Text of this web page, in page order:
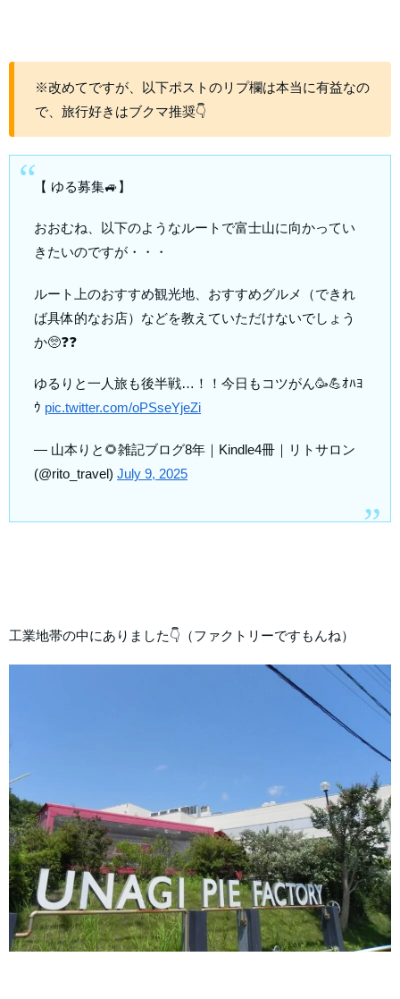
※改めてですが、以下ポストのリプ欄は本当に有益なの
で、旅行好きはブクマ推奨👇
【 ゆる募集🚙】
おおむね、以下のようなルートで富士山に向かってい
きたいのですが・・・
ルート上のおすすめ観光地、おすすめグルメ（できれ
ば具体的なお店）などを教えていただけないでしょう
か🥺❓❓
ゆるりと一人旅も後半戦…！！今日もコツがん🥳💪ｵﾊﾖ
ｳ pic.twitter.com/oPSseYjeZi
— 山本りと🌻雑記ブログ8年｜Kindle4冊｜リトサロン
(@rito_travel) July 9, 2025
工業地帯の中にありました👇（ファクトリーですもんね）